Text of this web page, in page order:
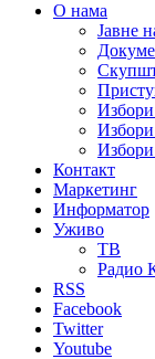
О нама
Јавне
Контакт
Маркетинг
Информатор
Уживо
ТВ
Радио
RSS
Facebook
Twitter
Youtube